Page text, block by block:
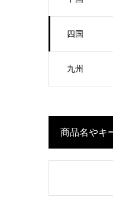
四国
九州
商品名やキ